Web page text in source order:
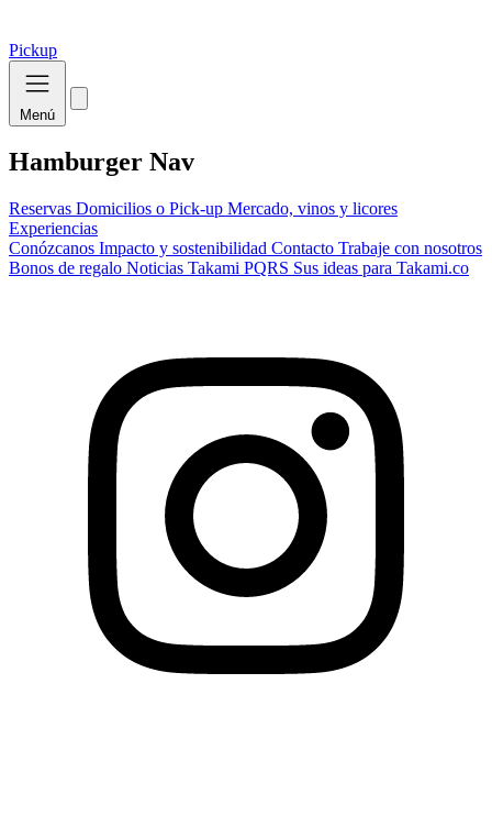
Pickup
Menú
Hamburger Nav
Reservas Domicilios o Pick-up Mercado, vinos y licores
Experiencias
Conózcanos Impacto y sostenibilidad Contacto Trabaje con nosotros
Bonos de regalo Noticias Takami PQRS Sus ideas para Takami.co